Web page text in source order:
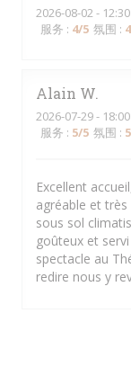
2026-08-02 -
服务 : 4/5 氛围 : 4
Alain W
2026-07-29-
服务 : 5/5 氛围 : 5
Excellent
agréable et
sous sol
goûteux et
spectacle au
redire nous y